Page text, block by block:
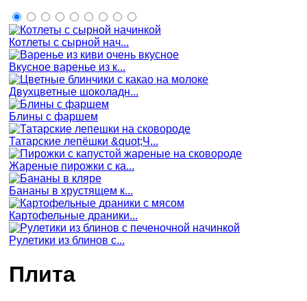
Котлеты с сырной нач...
Вкусное варенье из к...
Двухцветные шоколадн...
Блины с фаршем
Татарские лепёшки &quot;Ч...
Жареные пирожки с ка...
Бананы в хрустящем к...
Картофельные драники...
Рулетики из блинов с...
Плита